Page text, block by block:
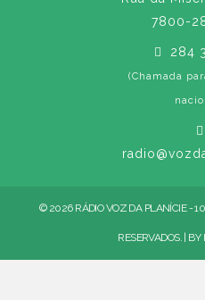
7800-
284
(Chamada
© 2026 RÁDIO VOZ DA PLANÍCIE -
RESERVADOS. | BY